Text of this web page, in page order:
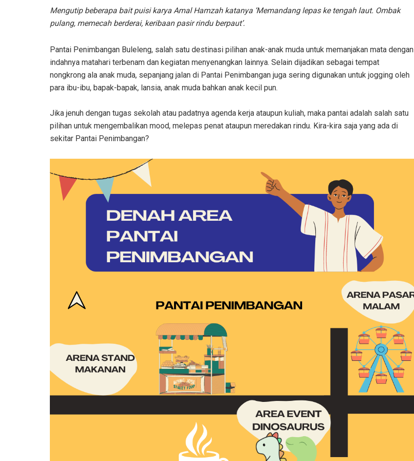
Mengutip beberapa bait puisi karya Amal Hamzah katanya ‘Memandang lepas ke tengah laut. Ombak
pulang, memecah berderai, keribaan pasir rindu berpaut’.
Pantai Penimbangan Buleleng, salah satu destinasi pilihan anak-anak muda untuk memanjakan mata dengan
indahnya matahari terbenam dan kegiatan menyenangkan lainnya. Selain dijadikan sebagai tempat
nongkrong ala anak muda, sepanjang jalan di Pantai Penimbangan juga sering digunakan untuk jogging oleh
para ibu-ibu, bapak-bapak, lansia, anak muda bahkan anak kecil pun.
Jika jenuh dengan tugas sekolah atau padatnya agenda kerja ataupun kuliah, maka pantai adalah salah satu
pilihan untuk mengembalikan mood, melepas penat ataupun meredakan rindu. Kira-kira saja yang ada di
sekitar Pantai Penimbangan?